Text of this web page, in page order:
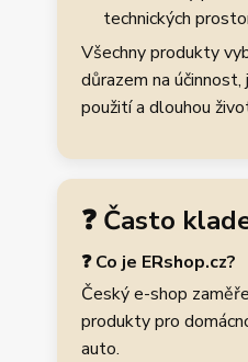
technických
Všechny produkty
důrazem na účinnost,
použití a dlouhou
❓ Často
❓ Co je ERshop.cz?
Český e-shop
produkty pro
auto.